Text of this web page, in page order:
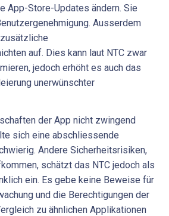
App-Store-Updates ändern. Sie
Ausserdem
auf. Dies kann laut NTC zwar
jedoch erhöht es auch das
unerwünschter
der App nicht zwingend
sich eine abschliessende
Andere Sicherheitsrisiken,
schätzt das NTC jedoch als
ein. Es gebe keine Beweise für
und die Berechtigungen der
zu ähnlichen Applikationen